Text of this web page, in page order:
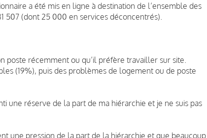
a été mis en ligne à destination de l’ensemble des
507 (dont 25 000 en services déconcentrés).
poste récemment ou qu’il préfère travailler sur site.
(19%), puis des problèmes de logement ou de poste
une réserve de la part de ma hiérarchie et je ne suis pas
une pression de la part de la hiérarchie et que beaucoup